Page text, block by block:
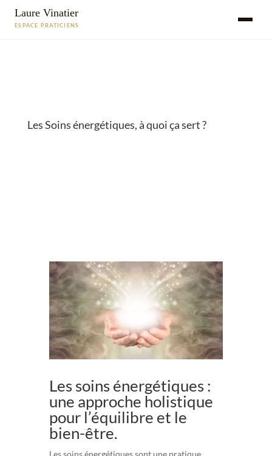
Laure Vinatier
ESPACE PRATICIENS
Les Soins énergétiques, à quoi ça sert ?
Les soins énergétiques :
une approche holistique
pour l’équilibre et le
bien-être.